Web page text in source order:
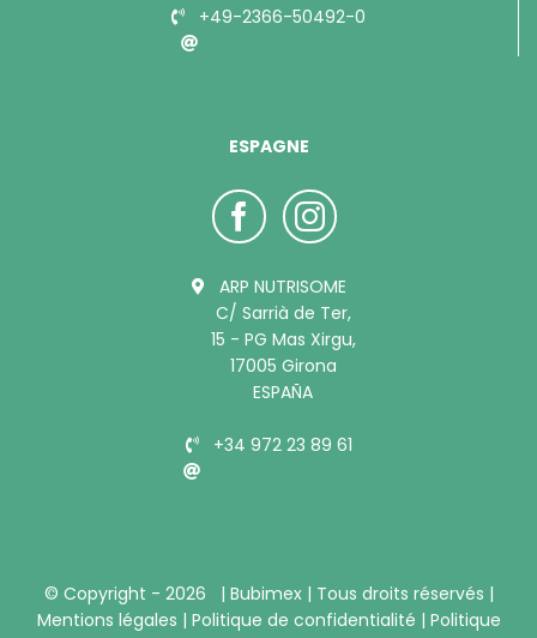
+49-2366-50492-0
ESPAGNE
ARP NUTRISOME
C/ Sarrià de Ter,
15 - PG Mas Xirgu,
17005 Girona
ESPAÑA
+34 972 23 89 61
© Copyright - 2026 | Bubimex | Tous droits réservés |
Mentions légales | Politique de confidentialité | Politique